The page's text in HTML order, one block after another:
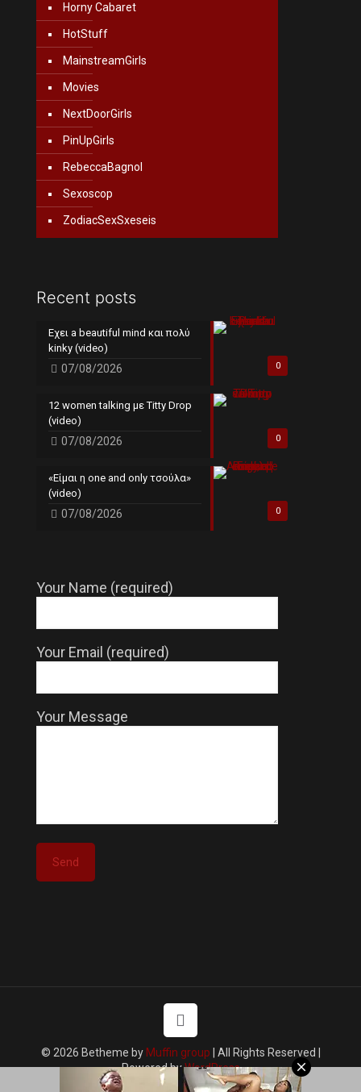
Horny Cabaret
HotStuff
MainstreamGirls
Movies
NextDoorGirls
PinUpGirls
RebeccaBagnol
Sexoscop
ZodiacSexSxeseis
Recent posts
0
Εχει a beautiful mind και πολύ
kinky (video)
07/08/2026
0
12 women talking με Titty Drop
(video)
07/08/2026
0
«Είμαι η one and only τσούλα»
(video)
07/08/2026
Your Name (required)
Your Email (required)
Your Message
© 2026 Betheme by Muffin group | All Rights Reserved |
Powered byWordPress